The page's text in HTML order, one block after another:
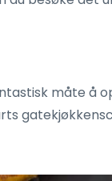
måte å